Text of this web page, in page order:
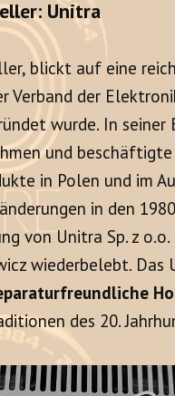
Unitra
blickt auf eine
Verband der
wurde. In
und
in Polen und im
in den
von Unitra Sp. z
wiederbelebt. Das
des 20.